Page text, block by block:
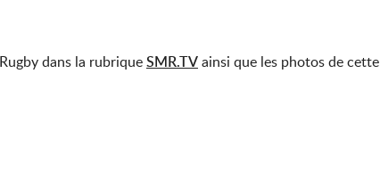
dans la rubriqueSMR.TVainsi que les photos de cette